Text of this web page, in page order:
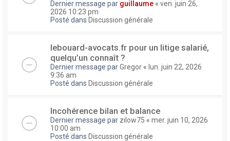
Dernier message par guillaume « ven. juin 26,
2026 10:23 pm
Posté dans Discussion générale
lebouard-avocats.fr pour un litige salarié,
quelqu’un connaît ?
Dernier message parGregor « lun. juin 22, 2026
9:36 am
Posté dans Discussion générale
Incohérence bilan et balance
Dernier message par zilow75 « mer. juin 10, 2026
10:00 am
Posté dans Discussion générale